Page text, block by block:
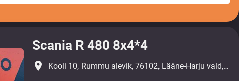
Scania R 480 8x4*4
place Kooli 10, Rummu alevik, 76102, Lääne-Harju vald, Harjumaa